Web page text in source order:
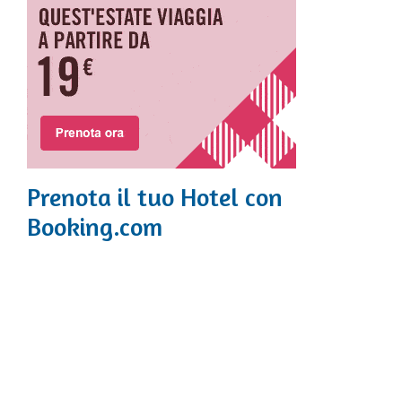
Prenota il tuo Hotel con
Booking.com